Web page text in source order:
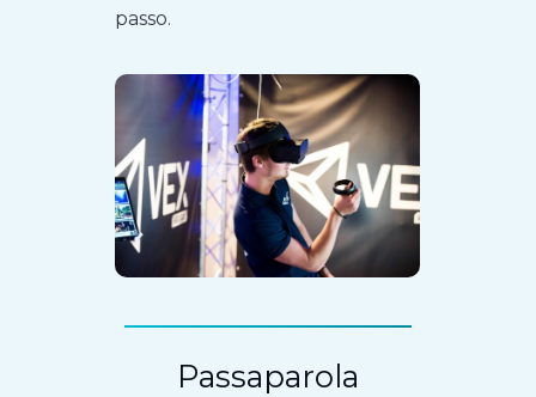
passo.
Passaparola